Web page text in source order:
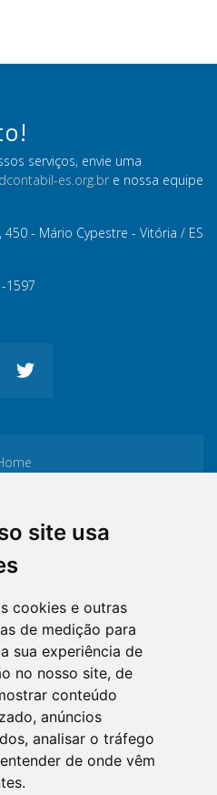
site usa
cookies e outras
de medição para
sua experiência de
no nosso site, de
conteúdo
anúncios
analisar o tráfego
de onde vêm
serviços, envie uma
es.org.br e nossa equipe
450 - Mário Cypestre - Vitória / ES
1597